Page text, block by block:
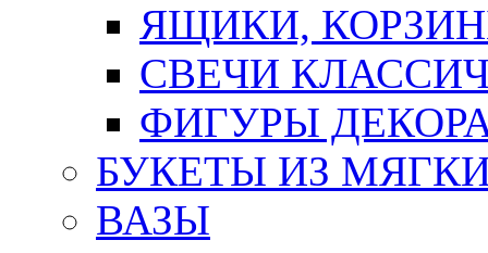
ЯЩИКИ,
СВЕЧИ
ФИГУРЫ
БУКЕТЫ ИЗ
ВАЗЫ